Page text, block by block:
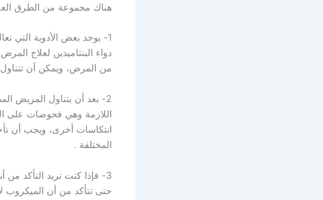
هناك مجموعة من الطرق
1- يوجد بعض الأدوية التي
دواء البنتاميدين لعلاج
من المرض، ويمكن أن تتناول
2- بعد أن يتناول المريض
اللازمة وهي فحوصات على
انتكاسات أخرى، ويجب أن
المختلفة .
3- فإذا كنت تريد التأكد
حتى تتأكد من أن الميكروب